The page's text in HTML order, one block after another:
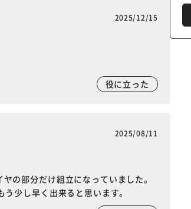
2025/12/15
役に立った
2025/08/11
の部分だけ組立になっていました。
少し早く出来ると思います。